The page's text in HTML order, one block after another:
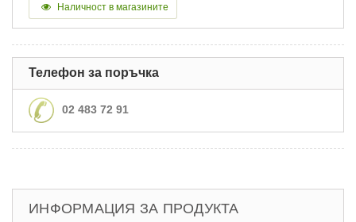
Наличност в магазините
Телефон за поръчка
02 483 72 91
ИНФОРМАЦИЯ ЗА ПРОДУКТА